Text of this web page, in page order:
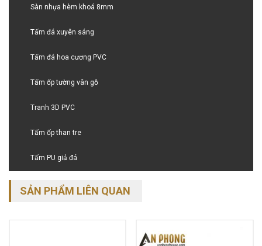
Sàn nhựa hèm khoá 8mm
Tấm đá xuyên sáng
Tấm đá hoa cương PVC
Tấm ốp tường vân gỗ
Tranh 3D PVC
Tấm ốp than tre
Tấm PU giả đá
SẢN PHẨM LIÊN QUAN